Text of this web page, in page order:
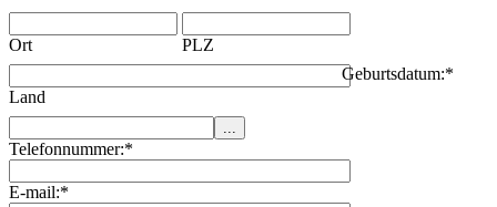
Ort PLZ
Land
Geburtsdatum:*
Telefonnummer:*
E-mail:*